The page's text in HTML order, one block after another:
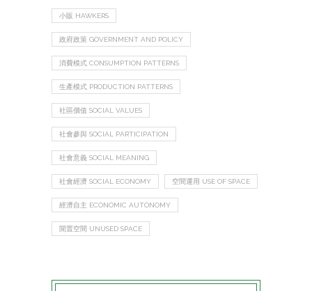
小販 HAWKERS
政府政策 GOVERNMENT AND POLICY
消費模式 CONSUMPTION PATTERNS
生產模式 PRODUCTION PATTERNS
社區價值 SOCIAL VALUES
社會參與 SOCIAL PARTICIPATION
社會意義 SOCIAL MEANING
社會經濟 SOCIAL ECONOMY 空間運用 USE OF SPACE
經濟自主 ECONOMIC AUTONOMY
閒置空間 UNUSED SPACE